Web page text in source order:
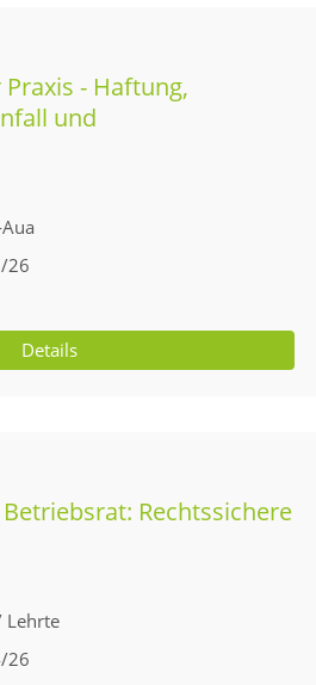
- Haftung,
und
26
Details
Rechtssichere
Lehrte
26